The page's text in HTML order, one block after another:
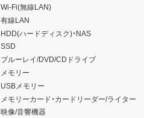
Wi-Fi(無線LAN)
有線LAN
HDD(ハードディスク)・NAS
SSD
ブルーレイ/DVD/CDドライブ
メモリー
USBメモリー
メモリーカード・カードリーダー/ライター
映像/音響機器